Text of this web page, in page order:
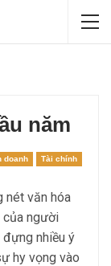
năm
doanh Tài chính
nét văn hóa
của người
nhiều ý
hy vọng vào